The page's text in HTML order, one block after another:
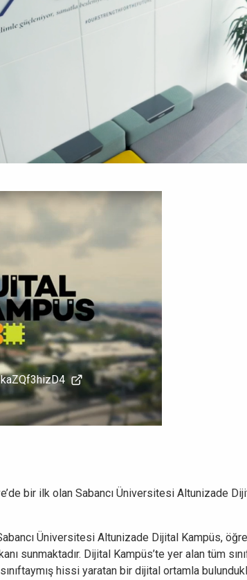
bir ilk olan Sabancı Üniversitesi Altunizade
Üniversitesi Altunizade Dijital Kampüs,
sunmaktadır. Dijital Kampüs’te yer alan tüm
hissi yaratan bir dijital ortamla